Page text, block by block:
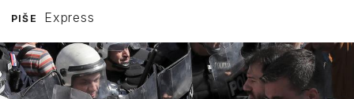
PIŠE Express